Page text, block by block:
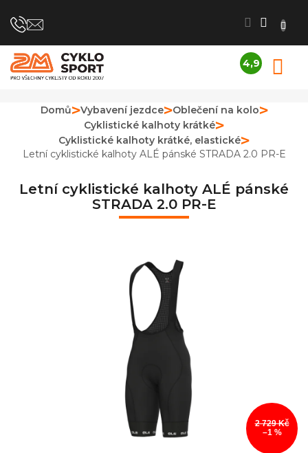
na
4,9
obchodu
je
z
5
hvězdiček.
Domů Vybavení jezdce
Oblečení na kolo
Cyklistické kalhoty krátké
Cyklistické kalhoty krátké, elastické
Letní cyklistické kalhoty ALÉ pánské STRADA 2.0 PR-E
Letní cyklistické kalhoty ALÉ pánské
STRADA 2.0 PR-E
2 729 Kč
–1 %